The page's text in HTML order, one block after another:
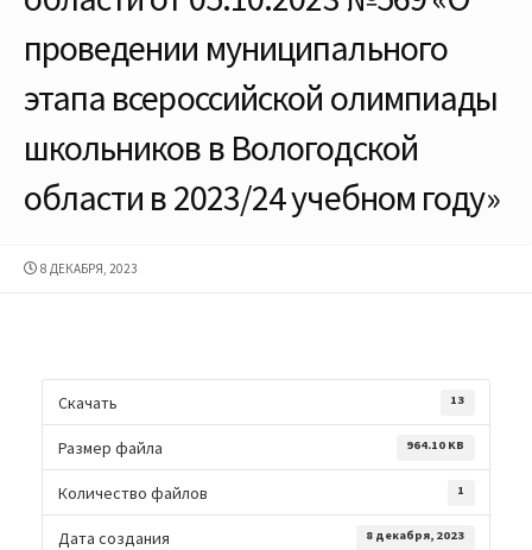
проведении муниципального
этапа всероссийской олимпиады
школьников в Вологодской
области в 2023/24 учебном году»
ДАТА
8 ДЕКАБРЯ, 2023
Скачать 13
Размер файла 964.10 KB
Количество файлов 1
Дата создания 8 декабря, 2023